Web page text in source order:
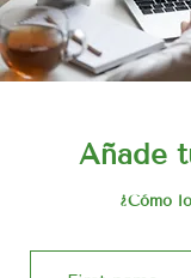
Añade
¿Cómo